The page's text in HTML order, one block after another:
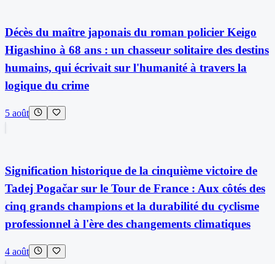
Décès du maître japonais du roman policier Keigo
Higashino à 68 ans : un chasseur solitaire des destins
humains, qui écrivait sur l'humanité à travers la
logique du crime
5 août
Signification historique de la cinquième victoire de
Tadej Pogačar sur le Tour de France : Aux côtés des
cinq grands champions et la durabilité du cyclisme
professionnel à l'ère des changements climatiques
4 août